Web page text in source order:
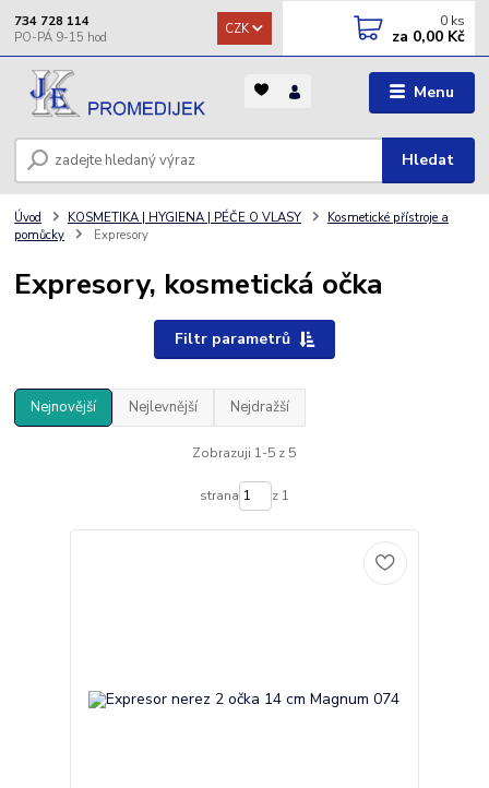
Menu
CZK
Hledat
734 728 114 0 ks
za 0,00 Kč
Úvod KOSMETIKA | HYGIENA | PÉČE O VLASY
Kosmetické přístroje a
pomůcky
Expresory
Expresory, kosmetická očka
Filtr parametrů
Nejnovější Nejlevnější Nejdražší
Zobrazuji 1-5 z 5
strana z 1